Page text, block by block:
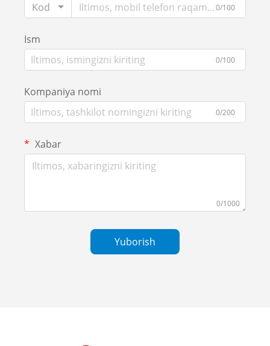
Kod
0/100
Ism
0/100
Kompaniya nomi
0/200
Xabar
0/1000
Yuborish